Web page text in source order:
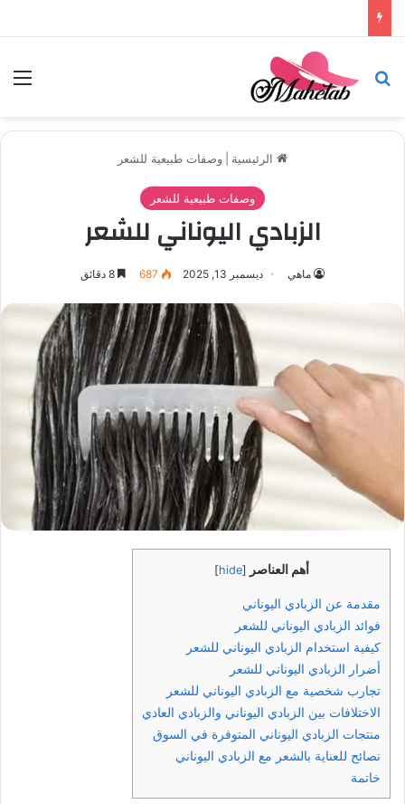
بحث عن
الرئيسية وصفات طبيعية للشعر
وصفات طبيعية للشعر
الزبادي اليوناني للشعر
ماهي ديسمبر 13, 2025 687
أهم العناصر [
hide
]
مقدمة عن الزبادي اليوناني
فوائد الزبادي اليوناني للشعر
كيفية استخدام الزبادي اليوناني للشعر
أضرار الزبادي اليوناني للشعر
تجارب شخصية مع الزبادي اليوناني للشعر
الاختلافات بين الزبادي اليوناني والزبادي العادي
منتجات الزبادي اليوناني المتوفرة في السوق
نصائح للعناية بالشعر مع الزبادي اليوناني
خاتمة